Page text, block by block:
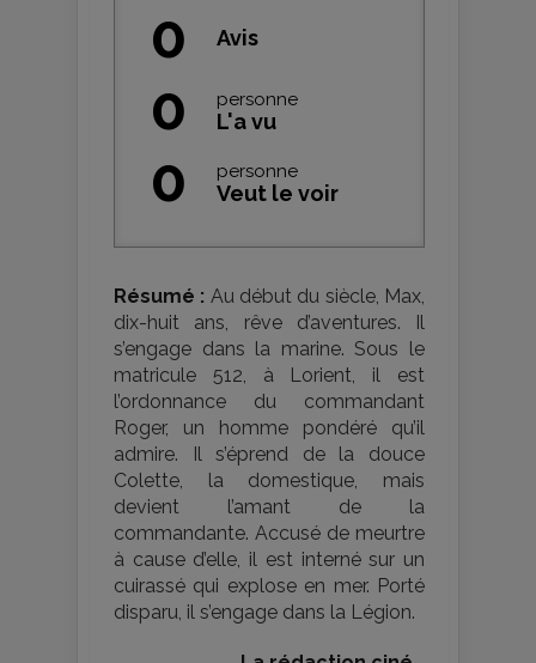
0 Avis
0 personne
L'a vu
0 personne
Veut le voir
Résumé : Au début du siècle, Max,
dix-huit ans, rêve d’aventures. Il
s’engage dans la marine. Sous le
matricule 512, à Lorient, il est
l’ordonnance du commandant
Roger, un homme pondéré qu’il
admire. Il s’éprend de la douce
Colette, la domestique, mais
devient l’amant de la
commandante. Accusé de meurtre
à cause d’elle, il est interné sur un
cuirassé qui explose en mer. Porté
disparu, il s’engage dans la Légion.